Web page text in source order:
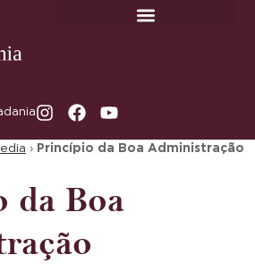
› Princípio da Boa Administração
da Boa